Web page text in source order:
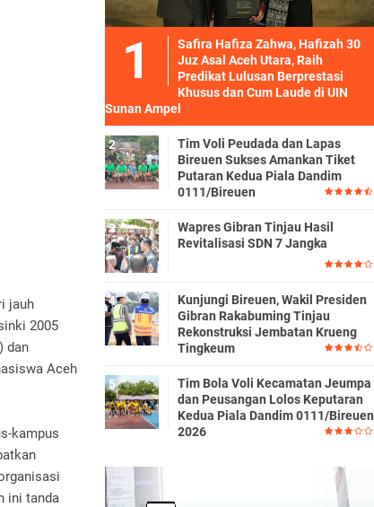
jauh
2005
dan
Aceh
kampus
ini tanda
Safira Hafiza Zahwa, Hafizah 30
Juz Asal Aceh Utara, Raih
Predikat Lulusan Berprestasi
Khusus dan Cum Laude di UIN
Sunan Ampel
Tim Voli Peudada dan Lapas
Bireuen Sukses Amankan Tiket
Putaran Kedua Piala Dandim
0111/Bireuen
Wapres Gibran Tinjau Hasil
Revitalisasi SDN 7 Jangka
Kunjungi Bireuen, Wakil Presiden
Gibran Rakabuming Tinjau
Rekonstruksi Jembatan Krueng
Tingkeum
Tim Bola Voli Kecamatan Jeumpa
dan Peusangan Lolos Keputaran
Kedua Piala Dandim 0111/Bireuen
2026